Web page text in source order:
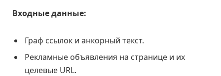
Входные данные:
Граф ссылок и анкорный текст.
Рекламные объявления на странице и их
целевые URL.